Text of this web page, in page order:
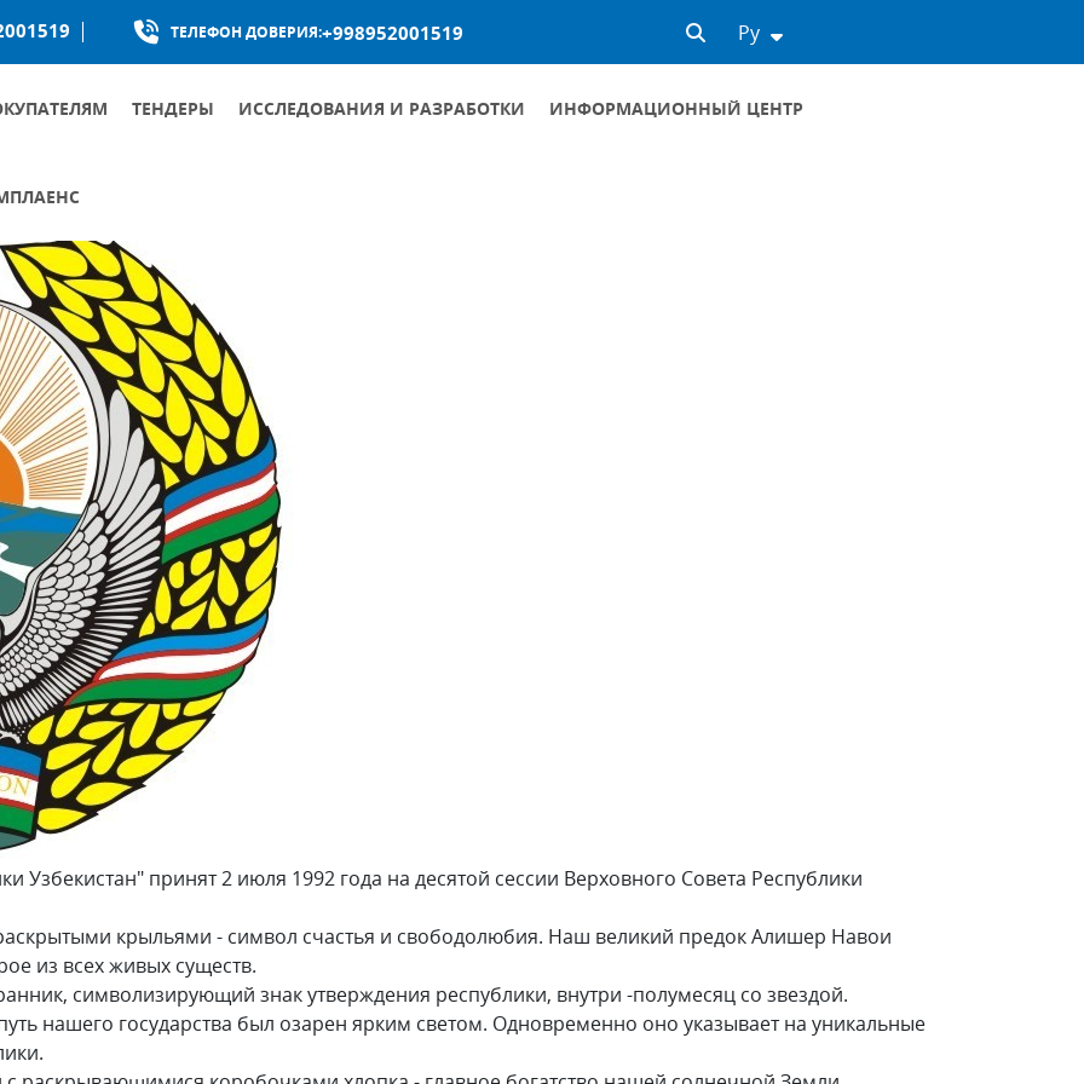
ТЕЛЕФОН ДОВЕРИЯ:+998952001519 Ру
ТЕНДЕРЫ ИССЛЕДОВАНИЯ И РАЗРАБОТКИ ИНФОРМАЦИОННЫЙ ЦЕНТР
Узбекистан" принят 2 июля 1992 года на десятой сессии Верховного Совета Республики
крыльями - символ счастья и свободолюбия. Наш великий предок Алишер Навои
из всех живых существ.
символизирующий знак утверждения республики, внутри -полумесяц со звездой.
нашего государства был озарен ярким светом. Одновременно оно указывает на уникальные